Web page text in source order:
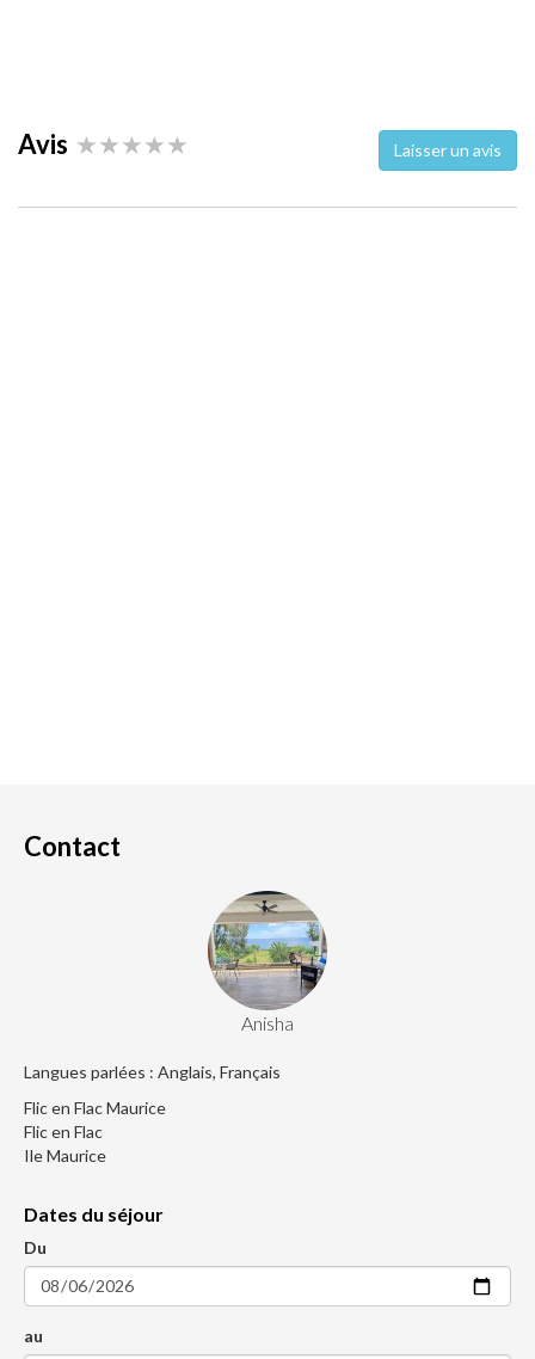
Avis Laisser un avis
Contact
Anisha
Langues parlées : Anglais, Français
Flic en Flac Maurice
Flic en Flac
Ile Maurice
Dates du séjour
Du
au